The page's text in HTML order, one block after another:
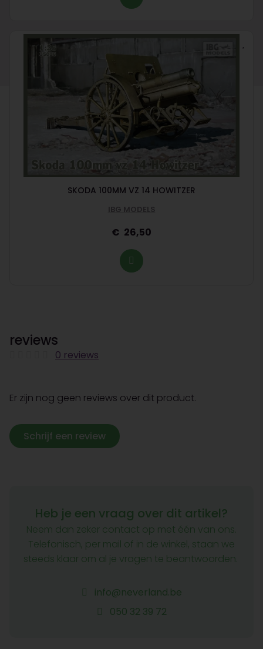
SKODA 100MM VZ 14 HOWITZER
IBG MODELS
26,50
reviews
0 reviews
Er zijn nog geen reviews over dit product.
Schrijf een review
Heb je een vraag over dit artikel?
Neem dan zeker contact op met één van ons.
Telefonisch, per mail of in de winkel, staan we
steeds klaar om al je vragen te beantwoorden.
info@neverland.be
050 32 39 72